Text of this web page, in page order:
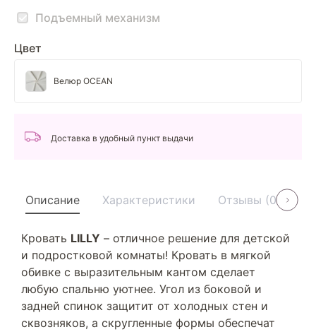
Подъемный механизм
Цвет
Велюр OCEAN
Доставка в удобный пункт выдачи
Описание Характеристики Отзывы (0)
Кровать LILLY – отличное решение для детской
и подростковой комнаты! Кровать в мягкой
обивке с выразительным кантом сделает
любую спальню уютнее. Угол из боковой и
задней спинок защитит от холодных стен и
сквозняков, а скругленные формы обеспечат